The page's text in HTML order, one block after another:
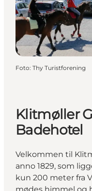
Foto: Thy Turistforening
Klitmøller
Badehotel
Velkommen til
anno 1829, som
kun 200 meter fra